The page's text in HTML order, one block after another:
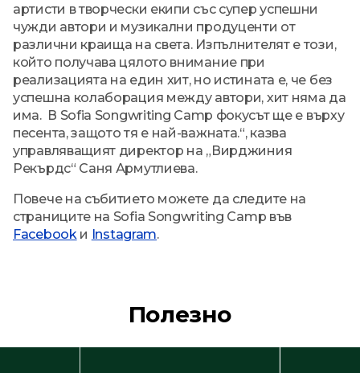
артисти в творчески екипи със супер успешни
чужди автори и музикални продуценти от
различни краища на света. Изпълнителят е този,
който получава цялото внимание при
реализацията на един хит, но истината е, че без
успешна колаборация между автори, хит няма да
има. В Sofia Songwriting Camp фокусът ще е върху
песента, защото тя е най-важната.“, казва
управляващият директор на „Вирджиния
Рекърдс“ Саня Армутлиева.
Повече на събитието можете да следите на
страниците на Sofia Songwriting Camp във
Facebookи Instagram.
Полезно